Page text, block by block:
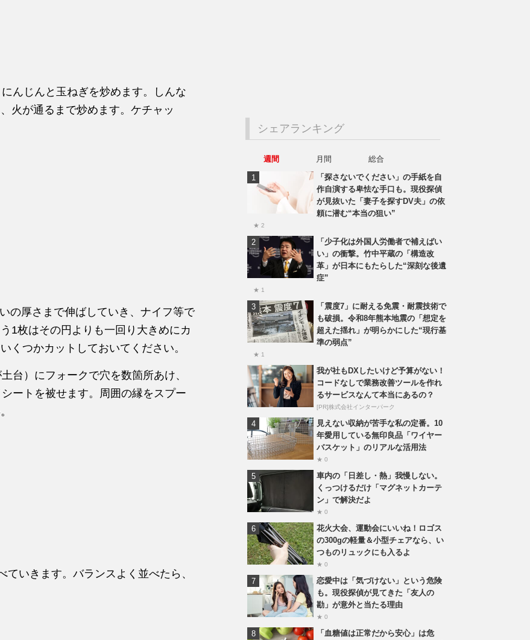
んじんと玉ねぎを炒めます。しんな
火が通るまで炒めます。ケチャッ
の厚さまで伸ばしていき、ナイフ等で
1枚はその円よりも一回り大きめにカ
くつかカットしておいてください。
台）にフォークで穴を数箇所あけ、
ートを被せます。周囲の縁をスプー
いきます。バランスよく並べたら、
シェアランキング
週間 月間
総合
「探さないでください」の手紙を自
作自演する卑怯な手口も。現役探偵
が見抜いた「妻子を探すDV夫」の依
頼に潜む“本当の狙い”
★ 2
「少子化は外国人労働者で補えばい
い」の衝撃。竹中平蔵の「構造改
革」が日本にもたらした“深刻な後遺
症”
★ 1
「震度7」に耐える免震・耐震技術で
も破損。令和8年熊本地震の「想定を
超えた揺れ」が明らかにした“現行基
準の弱点”
★ 1
我が社もDXしたいけど予算がない！
コードなしで業務改善ツールを作れ
るサービスなんて本当にあるの？
[PR]株式会社インターパーク
見えない収納が苦手な私の定番。10
年愛用している無印良品「ワイヤー
バスケット」のリアルな活用法
★ 0
車内の「日差し・熱」我慢しない。
くっつけるだけ「マグネットカーテ
ン」で解決だよ
★ 0
花火大会、運動会にいいね！ロゴス
の300gの軽量＆小型チェアなら、い
つものリュックにも入るよ
★ 0
恋愛中は「気づけない」という危険
も。現役探偵が見てきた「友人の
勘」が意外と当たる理由
★ 0
「血糖値は正常だから安心」は危